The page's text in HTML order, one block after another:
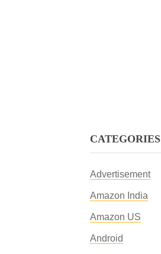
CATEGORIES
Advertisement
Amazon India
Amazon US
Android